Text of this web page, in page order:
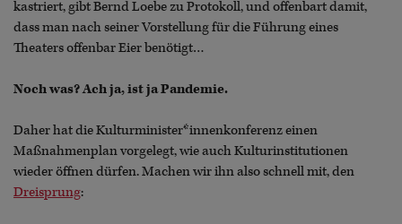
kastriert, gibt Bernd Loebe zu Protokoll, und offenbart damit,
dass man nach seiner Vorstellung für die Führung eines
Theaters offenbar Eier benötigt…
Noch was? Ach ja, ist ja Pandemie.
Daher hat die Kulturminister*innenkonferenz einen
Maßnahmenplan vorgelegt, wie auch Kulturinstitutionen
wieder öffnen dürfen. Machen wir ihn also schnell mit, den
Dreisprung: